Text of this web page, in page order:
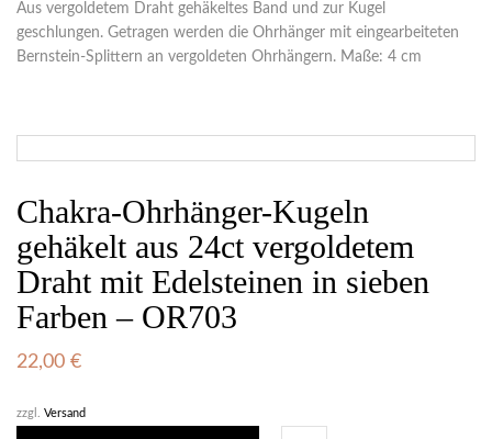
Aus vergoldetem Draht gehäkeltes Band und zur Kugel
geschlungen. Getragen werden die Ohrhänger mit eingearbeiteten
Bernstein-Splittern an vergoldeten Ohrhängern. Maße: 4 cm
Chakra-Ohrhänger-Kugeln
gehäkelt aus 24ct vergoldetem
Draht mit Edelsteinen in sieben
Farben – OR703
22,00 €
zzgl. Versand